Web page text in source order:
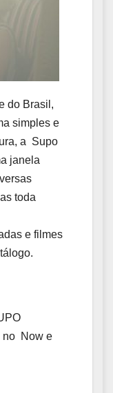
do Brasil,
simples e
a Supo
janela
toda
e filmes
no Now e